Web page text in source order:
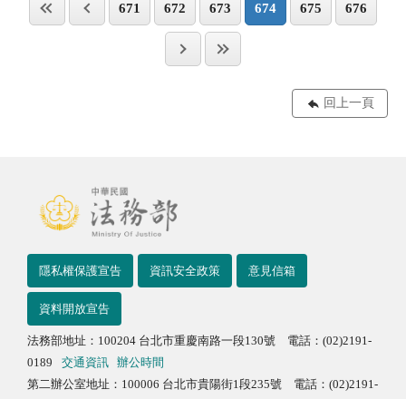
671 672 673 674 675 676
回上一頁
隱私權保護宣告 資訊安全政策 意見信箱
資料開放宣告
法務部地址：100204 台北市重慶南路一段130號 電話：(02)2191-
0189
交通資訊
辦公時間
第二辦公室地址：100006 台北市貴陽街1段235號 電話：(02)2191-